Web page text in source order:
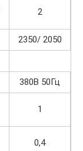
2
2350/ 2050
380В 50Гц
1
0,4